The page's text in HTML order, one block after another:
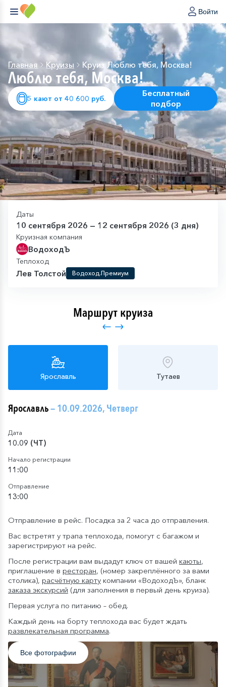
Войти
Главная Круизы Круиз Люблю тебя, Москва!
Люблю тебя, Москва!
5 кают от 40 600 руб.
Бесплатный
подбор
Даты
10 сентября 2026 — 12 сентября 2026 (3 дня)
Круизная компания
ВодоходЪ
Теплоход
Лев Толстой Водоход.Премиум
Маршрут круиза
Ярославль Тутаев
Ярославль— 10.09.2026, Четверг
Дата
10.09 (ЧТ)
Начало регистрации
11:00
Отправление
13:00
Отправление в рейс. Посадка за 2 часа до отправления.
Вас встретят у трапа теплохода, помогут с багажом и
зарегистрируют на рейс.
После регистрации вам выдадут ключ от вашей каюты,
приглашение в ресторан, (номер закреплённого за вами
столика), расчётную карту компании «ВодоходЪ», бланк
заказа экскурсий (для заполнения в первый день круиза).
Первая услуга по питанию – обед.
Каждый день на борту теплохода вас будет ждать
развлекательная программа.
Все фотографии